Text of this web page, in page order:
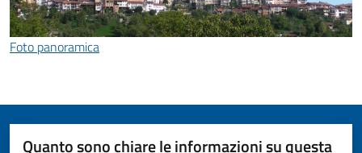
Foto panoramica
Quanto sono chiare le informazioni su questa